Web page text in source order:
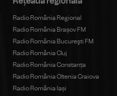
Radio România Regional
Radio România Brașov FM
Radio România Bucureşti FM
Radio România Cluj
Radio România Constanța
Radio România Oltenia Craiova
Radio România Iași